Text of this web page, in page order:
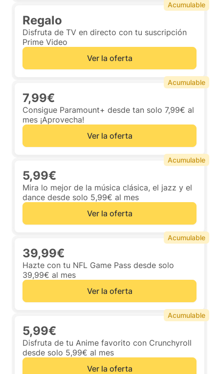
Regalo
Disfruta de TV en directo con tu suscripción
Prime Video
Ver la oferta
Acumulable
7,99€
Consigue Paramount+ desde tan solo 7,99€ al
mes ¡Aprovecha!
Ver la oferta
Acumulable
5,99€
Mira lo mejor de la música clásica, el jazz y el
dance desde solo 5,99€ al mes
Ver la oferta
Acumulable
39,99€
Hazte con tu NFL Game Pass desde solo
39,99€ al mes
Ver la oferta
Acumulable
5,99€
Disfruta de tu Anime favorito con Crunchyroll
desde solo 5,99€ al mes
Ver la oferta
Acumulable